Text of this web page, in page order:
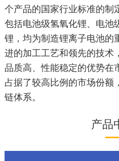
个产品的国家行业标准的制
包括电池级氢氧化锂、电池
锂，均为制造锂离子电池的
进的加工工艺和领先的技术
品质高、性能稳定的优势在
占据了较高比例的市场份额
链体系。
产品